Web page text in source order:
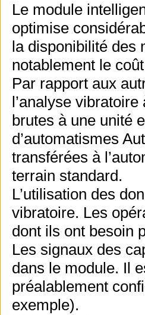
Le module
optimise
la disponibilité des
notablement le
Par rapport aux
l’analyse
brutes à une unité
d’automatismes
transférées à
terrain standard.
L’utilisation des
vibratoire. Les
dont ils ont besoin
Les signaux des
dans le module. Il
préalablement
exemple).